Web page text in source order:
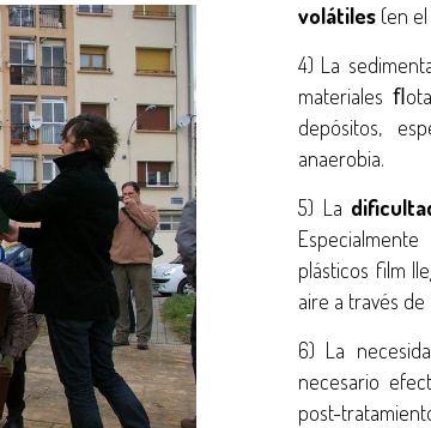
volátiles (en
4) La
materiales
depósitos,
anaerobia.
5) La
plásticos film
aire a través de
6) La
necesario
post-